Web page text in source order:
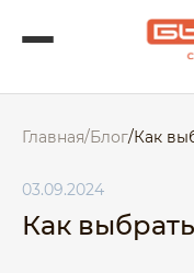
Главная/Блог/Как
03.09.2024
Как